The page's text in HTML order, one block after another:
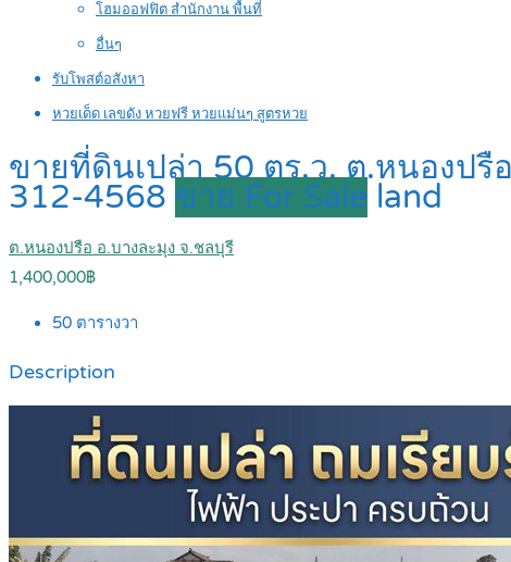
โฮมออฟฟิต สำนักงาน พื้นที่
อื่นๆ
รับโพสต์อสังหา
หวยเด็ด เลขดัง หวยฟรี หวยแม่นๆ สูตรหวย
ขายที่ดินเปล่า 50 ตร.ว. ต.หนองปรื
312-4568 ขาย For Sale land
ต.หนองปรือ อ.บางละมุง จ.ชลบุรี
1,400,000฿
50 ตารางวา
Description